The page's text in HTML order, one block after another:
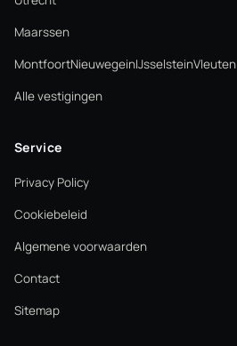
Maarssen
MontfoortNieuwegeinIJsselsteinVleuten
Alle vestigingen
Service
Privacy Policy
Cookiebeleid
Algemene voorwaarden
Contact
Sitemap